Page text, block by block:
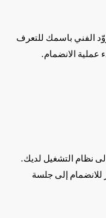
الفني باسمك للتعرف
عملية الانضمام.
نظام التشغيل لديك.
للانضمام إلى جلسة